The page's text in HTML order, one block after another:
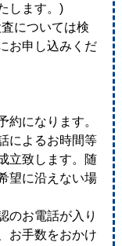
します。)
については検
お申し込みくだ
になります。
によるお時間等
立致します。随
望に沿えない場
のお電話が入り
お手数をおかけ